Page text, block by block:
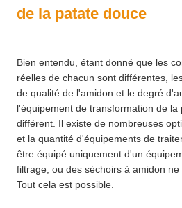
de la patate douce
Bien entendu, étant donné que les
réelles de chacun sont différentes,
de qualité de l'amidon et le degré
l'équipement de transformation de la
différent. Il existe de nombreuses
et la quantité d'équipements de
être équipé uniquement d'un
filtrage, ou des séchoirs à amidon ne
Tout cela est possible.